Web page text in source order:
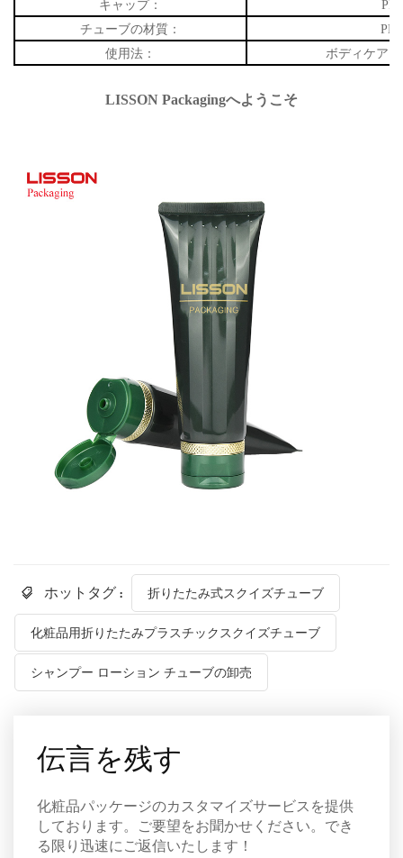
キャップ：
PP
チューブの材質：
PE
使用法：
ボディケア
LISSON Packagingへようこそ
ホットタグ : 折りたたみ式スクイズチューブ
化粧品用折りたたみプラスチックスクイズチューブ
シャンプー ローション チューブの卸売
伝言を残す
化粧品パッケージのカスタマイズサービスを提供
しております。ご要望をお聞かせください。でき
る限り迅速にご返信いたします！